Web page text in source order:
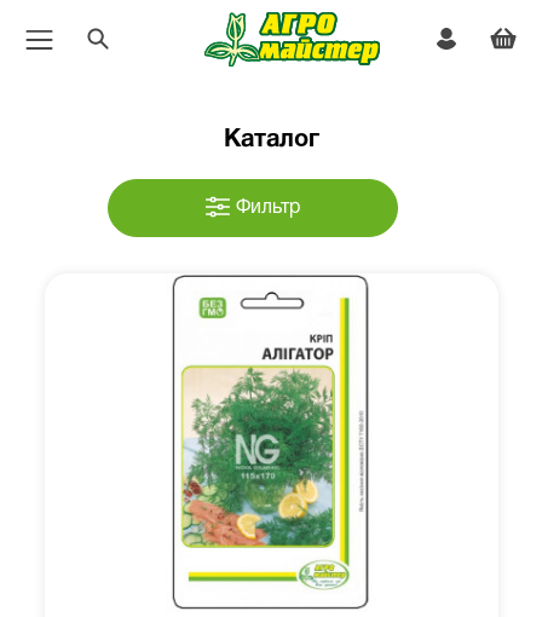
Каталог
Фильтр